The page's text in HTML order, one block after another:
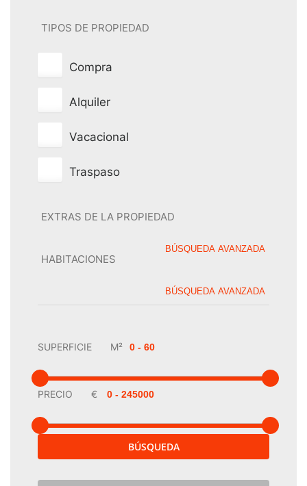
TIPOS DE PROPIEDAD
Compra
Alquiler
Vacacional
Traspaso
EXTRAS DE LA PROPIEDAD
BÚSQUEDA AVANZADA
HABITACIONES
BÚSQUEDA AVANZADA
SUPERFICIE M²
PRECIO €
BÚSQUEDA